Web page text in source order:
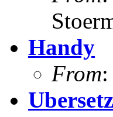
Handy
From